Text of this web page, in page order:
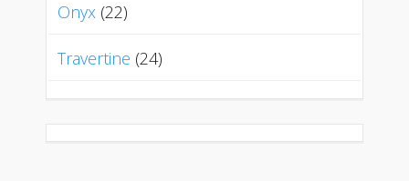
Onyx (22)
Travertine (24)